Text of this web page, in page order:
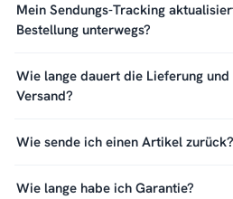
Mein Sendungs-Tracking
Bestellung unterwegs?
Wie lange dauert die Lieferung
Versand?
Wie sende ich einen Artikel zurück?
Wie lange habe ich Garantie?